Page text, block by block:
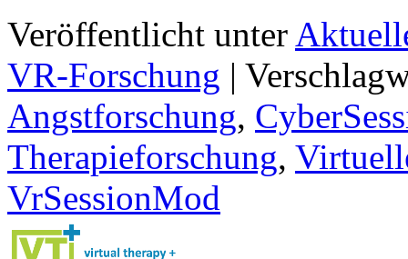
Veröffentlicht unter
VR-Forschung |
Angstforschung,
Therapieforschung,
VrSessionMod